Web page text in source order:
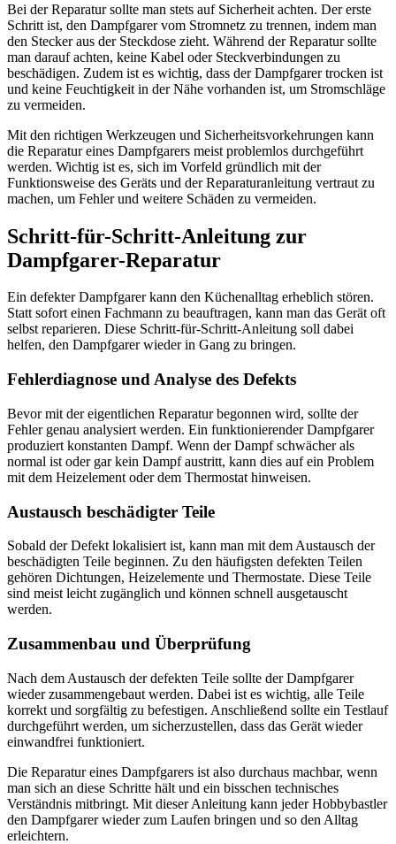
Bei der Reparatur sollte man stets auf Sicherheit achten. Der erste
Schritt ist, den Dampfgarer vom Stromnetz zu trennen, indem man
den Stecker aus der Steckdose zieht. Während der Reparatur sollte
man darauf achten, keine Kabel oder Steckverbindungen zu
beschädigen. Zudem ist es wichtig, dass der Dampfgarer trocken ist
und keine Feuchtigkeit in der Nähe vorhanden ist, um Stromschläge
zu vermeiden.
Mit den richtigen Werkzeugen und Sicherheitsvorkehrungen kann
die Reparatur eines Dampfgarers meist problemlos durchgeführt
werden. Wichtig ist es, sich im Vorfeld gründlich mit der
Funktionsweise des Geräts und der Reparaturanleitung vertraut zu
machen, um Fehler und weitere Schäden zu vermeiden.
Schritt-für-Schritt-Anleitung zur
Dampfgarer-Reparatur
Ein defekter Dampfgarer kann den Küchenalltag erheblich stören.
Statt sofort einen Fachmann zu beauftragen, kann man das Gerät oft
selbst reparieren. Diese Schritt-für-Schritt-Anleitung soll dabei
helfen, den Dampfgarer wieder in Gang zu bringen.
Fehlerdiagnose und Analyse des Defekts
Bevor mit der eigentlichen Reparatur begonnen wird, sollte der
Fehler genau analysiert werden. Ein funktionierender Dampfgarer
produziert konstanten Dampf. Wenn der Dampf schwächer als
normal ist oder gar kein Dampf austritt, kann dies auf ein Problem
mit dem Heizelement oder dem Thermostat hinweisen.
Austausch beschädigter Teile
Sobald der Defekt lokalisiert ist, kann man mit dem Austausch der
beschädigten Teile beginnen. Zu den häufigsten defekten Teilen
gehören Dichtungen, Heizelemente und Thermostate. Diese Teile
sind meist leicht zugänglich und können schnell ausgetauscht
werden.
Zusammenbau und Überprüfung
Nach dem Austausch der defekten Teile sollte der Dampfgarer
wieder zusammengebaut werden. Dabei ist es wichtig, alle Teile
korrekt und sorgfältig zu befestigen. Anschließend sollte ein Testlauf
durchgeführt werden, um sicherzustellen, dass das Gerät wieder
einwandfrei funktioniert.
Die Reparatur eines Dampfgarers ist also durchaus machbar, wenn
man sich an diese Schritte hält und ein bisschen technisches
Verständnis mitbringt. Mit dieser Anleitung kann jeder Hobbybastler
den Dampfgarer wieder zum Laufen bringen und so den Alltag
erleichtern.